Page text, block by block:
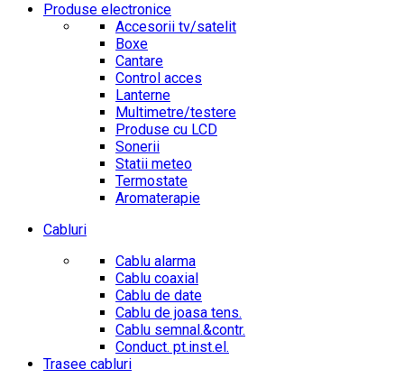
Produse electronice
Accesorii tv/satelit
Boxe
Cantare
Control acces
Lanterne
Multimetre/testere
Produse cu LCD
Sonerii
Statii meteo
Termostate
Aromaterapie
Cabluri
Cablu alarma
Cablu coaxial
Cablu de date
Cablu de joasa tens.
Cablu semnal.&contr.
Conduct. pt.inst.el.
Trasee cabluri